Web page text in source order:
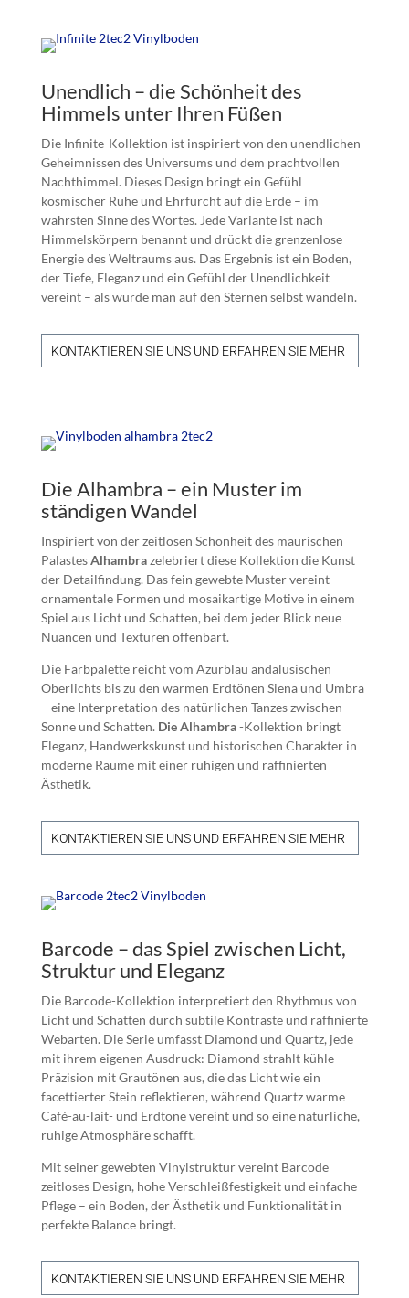
Unendlich – die Schönheit des
Himmels unter Ihren Füßen
Die Infinite-Kollektion ist inspiriert von den unendlichen
Geheimnissen des Universums und dem prachtvollen
Nachthimmel. Dieses Design bringt ein Gefühl
kosmischer Ruhe und Ehrfurcht auf die Erde – im
wahrsten Sinne des Wortes. Jede Variante ist nach
Himmelskörpern benannt und drückt die grenzenlose
Energie des Weltraums aus. Das Ergebnis ist ein Boden,
der Tiefe, Eleganz und ein Gefühl der Unendlichkeit
vereint – als würde man auf den Sternen selbst wandeln.
KONTAKTIEREN SIE UNS UND ERFAHREN SIE MEHR
Die Alhambra – ein Muster im
ständigen Wandel
Inspiriert von der zeitlosen Schönheit des maurischen
PalastesAlhambrazelebriert diese Kollektion die Kunst
der Detailfindung. Das fein gewebte Muster vereint
ornamentale Formen und mosaikartige Motive in einem
Spiel aus Licht und Schatten, bei dem jeder Blick neue
Nuancen und Texturen offenbart.
Die Farbpalette reicht vom Azurblau andalusischen
Oberlichts bis zu den warmen Erdtönen Siena und Umbra
– eine Interpretation des natürlichen Tanzes zwischen
Sonne und Schatten. Die Alhambra-Kollektion bringt
Eleganz, Handwerkskunst und historischen Charakter in
moderne Räume mit einer ruhigen und raffinierten
Ästhetik.
KONTAKTIEREN SIE UNS UND ERFAHREN SIE MEHR
Barcode – das Spiel zwischen Licht,
Struktur und Eleganz
Die Barcode-Kollektion interpretiert den Rhythmus von
Licht und Schatten durch subtile Kontraste und raffinierte
Webarten. Die Serie umfasst Diamond und Quartz, jede
mit ihrem eigenen Ausdruck: Diamond strahlt kühle
Präzision mit Grautönen aus, die das Licht wie ein
facettierter Stein reflektieren, während Quartz warme
Café-au-lait- und Erdtöne vereint und so eine natürliche,
ruhige Atmosphäre schafft.
Mit seiner gewebten Vinylstruktur vereint Barcode
zeitloses Design, hohe Verschleißfestigkeit und einfache
Pflege – ein Boden, der Ästhetik und Funktionalität in
perfekte Balance bringt.
KONTAKTIEREN SIE UNS UND ERFAHREN SIE MEHR